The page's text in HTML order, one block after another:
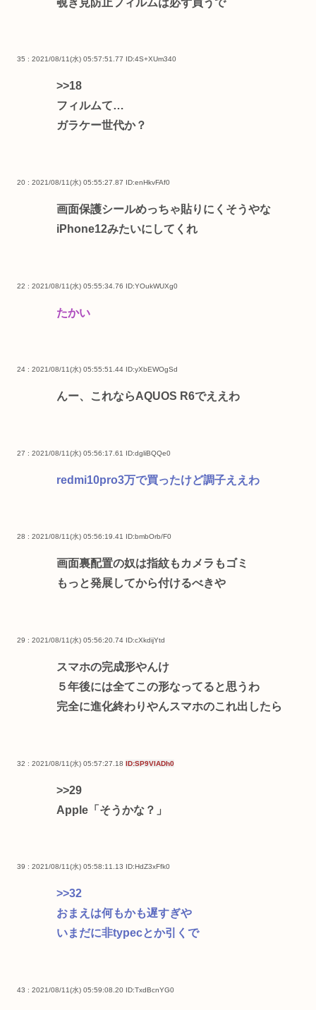
35 : 2021/08/11(水) 05:57:51.77 ID:4S+XUm340
>>18
フィルムて…
ガラケー世代か？
20 : 2021/08/11(水) 05:55:27.87 ID:enHkvFAf0
画面保護シールめっちゃ貼りにくそうやな
iPhone12みたいにしてくれ
22 : 2021/08/11(水) 05:55:34.76 ID:YOukWUXg0
たかい
24 : 2021/08/11(水) 05:55:51.44 ID:yXbEWOgSd
んー、これならAQUOS R6でええわ
27 : 2021/08/11(水) 05:56:17.61 ID:dgliBQQe0
redmi10pro3万で買ったけど調子ええわ
28 : 2021/08/11(水) 05:56:19.41 ID:bmbOrb/F0
画面裏配置の奴は指紋もカメラもゴミ
もっと発展してから付けるべきや
29 : 2021/08/11(水) 05:56:20.74 ID:cXkdijYtd
スマホの完成形やんけ
５年後には全てこの形なってると思うわ
完全に進化終わりやんスマホのこれ出したら
32 : 2021/08/11(水) 05:57:27.18 ID:SP9VIADh0
>>29
Apple「そうかな？」
39 : 2021/08/11(水) 05:58:11.13 ID:HdZ3xFfk0
>>32
おまえは何もかも遅すぎや
いまだに非typecとか引くで
43 : 2021/08/11(水) 05:59:08.20 ID:TxdBcnYG0